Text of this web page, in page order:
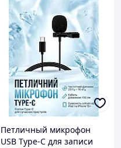
Петличный микрофон
USB Type-C для записи